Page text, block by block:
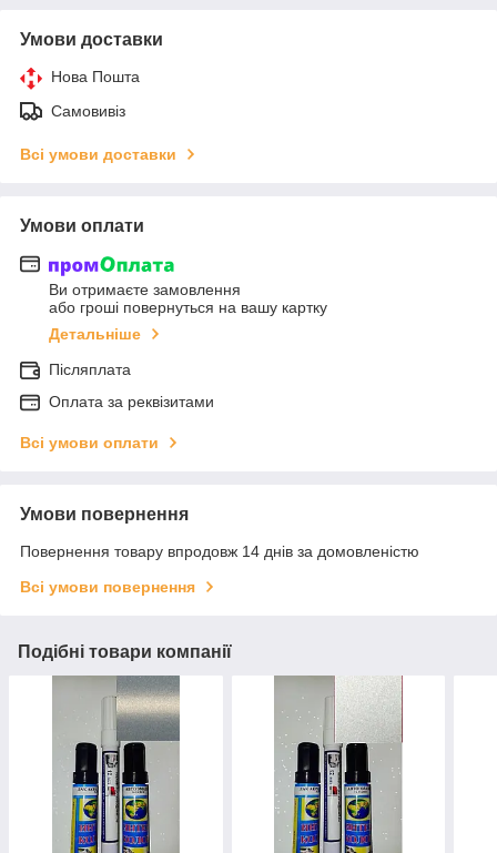
Умови доставки
Нова Пошта
Самовивіз
Всі умови доставки
Умови оплати
Ви отримаєте замовлення
або гроші повернуться на вашу картку
Детальніше
Післяплата
Оплата за реквізитами
Всі умови оплати
Умови повернення
Повернення товару впродовж 14 днів за домовленістю
Всі умови повернення
Подібні товари компанії